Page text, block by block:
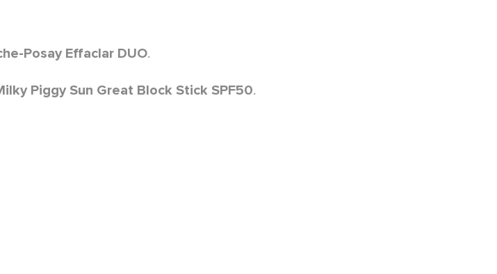
Posay Effaclar DUO.
Piggy Sun Great Block Stick SPF50.